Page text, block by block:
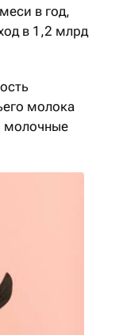
в год,
в 1,2 млрд
молока
молочные